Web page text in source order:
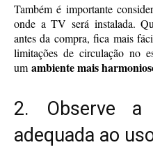
Também é importante
onde a TV será instalada.
antes da compra, fica mais
limitações de circulação no
um ambiente mais
2. Observe a
adequada ao